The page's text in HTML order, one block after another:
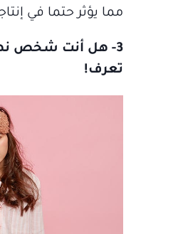
مما يؤثر حتما في
3- هل أنت شخص
تعرف!